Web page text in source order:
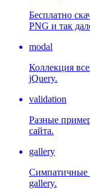
Бесплатно
PNG и так
modal
Коллекция
jQuery.
validation
Разные
сайта.
gallery
Симпатичные
gallery.